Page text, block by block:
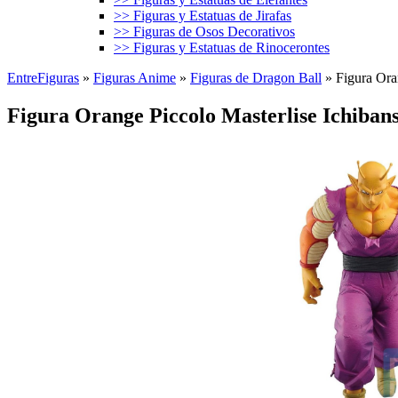
>> Figuras y Estatuas de Jirafas
>> Figuras de Osos Decorativos
>> Figuras y Estatuas de Rinocerontes
EntreFiguras » Figuras Anime » Figuras de Dragon Ball » Figura
Figura Orange Piccolo Masterlise